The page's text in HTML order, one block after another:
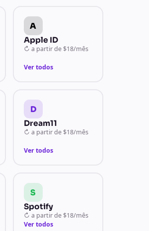
A
Apple ID
↻ a partir de $18/mês
Ver todos
D
Dream11
↻ a partir de $18/mês
Ver todos
S
Spotify
↻ a partir de $18/mês
Ver todos